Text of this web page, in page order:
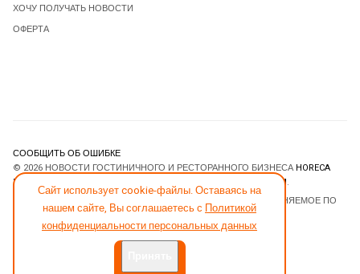
Сайт использует cookie-файлы. Оставаясь на
нашем сайте, Вы соглашаетесь с Политикой
конфиденциальности персональных данных
ХОЧУ ПОЛУЧАТЬ НОВОСТИ
ОФЕРТА
СООБЩИТЬ ОБ ОШИБКЕ
© 2026 НОВОСТИ ГОСТИНИЧНОГО И РЕСТОРАННОГО БИЗНЕСА HORECA
ESTATE
JOOMLART.COM.
- ПРОГРАММНОЕ ОБЕСПЕЧЕНИЕ, РАСПРОСТРАНЯЕМОЕ ПО
ЛИЦЕНЗИИGNU GENERAL PUBLIC LICENSE